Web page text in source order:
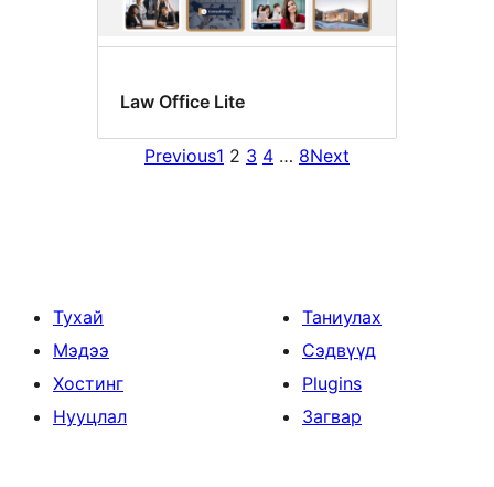
Law Office Lite
Previous1 2 3 4 … 8Next
Тухай
Мэдээ
Хостинг
Нууцлал
Таниулах
Сэдвүүд
Plugins
Загвар